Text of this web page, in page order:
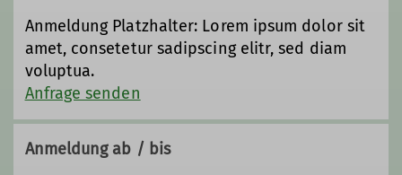
Anmeldung Platzhalter: Lorem ipsum dolor sit
amet, consetetur sadipscing elitr, sed diam
voluptua.
Anfrage senden
Anmeldung ab / bis